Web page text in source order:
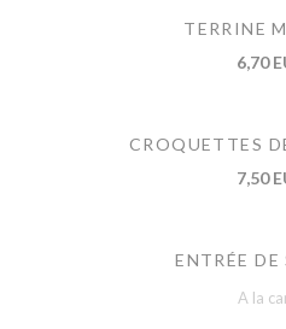
TERRINE
6,70
CROQUETTES
7,50
ENTRÉE DE
A la